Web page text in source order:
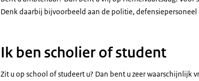
Denk daarbij bijvoorbeeld aan de politie, defensiepersoneel
Ik ben scholier of student
Zit u op school of studeert u? Dan bent u zeer